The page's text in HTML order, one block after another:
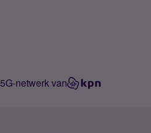
netwerk van